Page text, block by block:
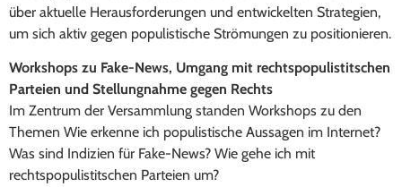
über aktuelle Herausforderungen und entwickelten Strategien,
um sich aktiv gegen populistische Strömungen zu positionieren.
Workshops zu Fake-News, Umgang mit rechtspopulistitschen
Parteien und Stellungnahme gegen Rechts
Im Zentrum der Versammlung standen Workshops zu den
Themen Wie erkenne ich populistische Aussagen im Internet?
Was sind Indizien für Fake-News? Wie gehe ich mit
rechtspopulistitschen Parteien um?